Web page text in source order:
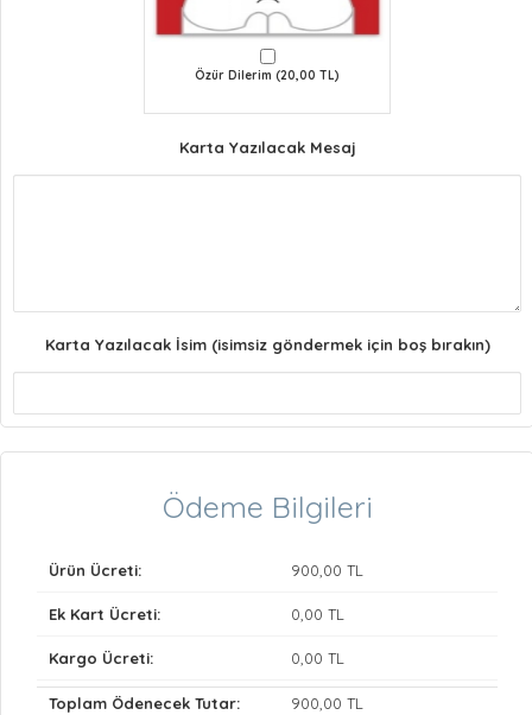
Özür Dilerim (20,00 TL)
Karta Yazılacak Mesaj
Karta Yazılacak İsim (isimsiz göndermek için boş bırakın)
Ödeme Bilgileri
Ürün Ücreti: 900 ,00 TL
Ek Kart Ücreti: 0 ,00 TL
Kargo Ücreti: 0 ,00 TL
Toplam Ödenecek Tutar: 900 ,00 TL